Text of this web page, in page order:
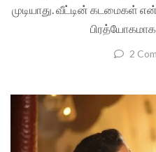
முடியாது. வீட்டின் கடமைகள்
பிரத்யோகமாக
2